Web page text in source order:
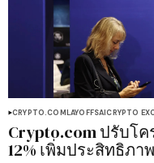
CRYPTO.COMLAYOFFSAICRYPTO
Crypto.com ปรับโ
12% เพิ่มประสิทธิภาพ